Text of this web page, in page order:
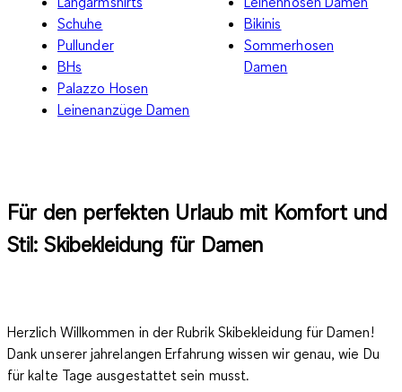
Schuhe
Pullunder
BHs
Palazzo Hosen
Leinenanzüge Damen
Bikinis
Sommerhosen
Damen
Für den perfekten Urlaub mit Komfort und
Stil: Skibekleidung für Damen
Herzlich Willkommen in der Rubrik Skibekleidung für Damen!
Dank unserer jahrelangen Erfahrung wissen wir genau, wie Du
für kalte Tage ausgestattet sein musst.